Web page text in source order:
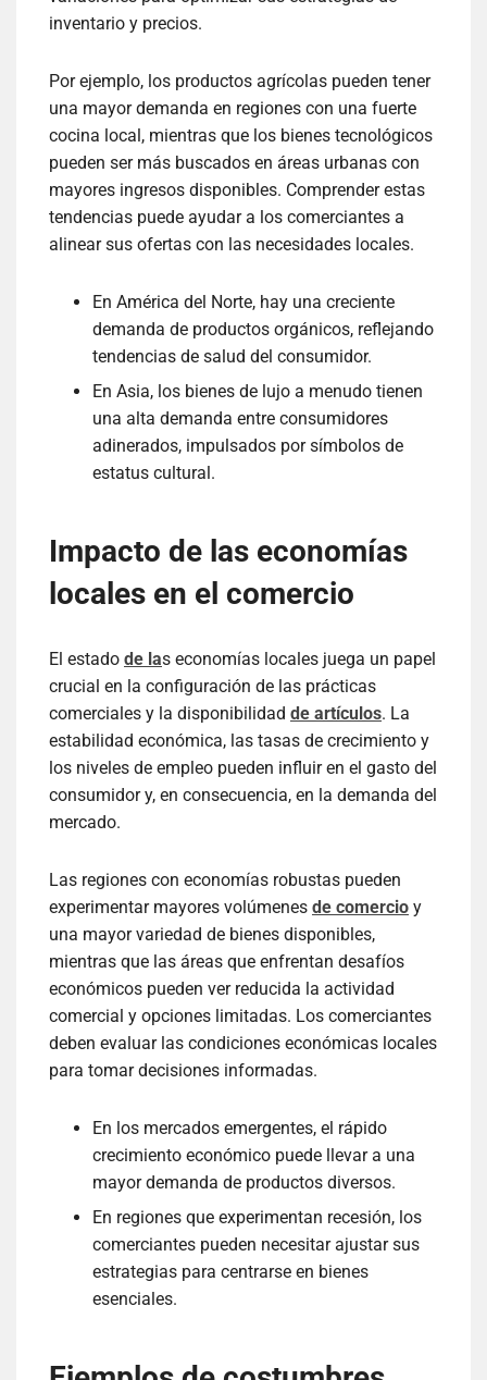
inventario y precios.
Por ejemplo, los productos agrícolas pueden tener
una mayor demanda en regiones con una fuerte
cocina local, mientras que los bienes tecnológicos
pueden ser más buscados en áreas urbanas con
mayores ingresos disponibles. Comprender estas
tendencias puede ayudar a los comerciantes a
alinear sus ofertas con las necesidades locales.
En América del Norte, hay una creciente
demanda de productos orgánicos, reflejando
tendencias de salud del consumidor.
En Asia, los bienes de lujo a menudo tienen
una alta demanda entre consumidores
adinerados, impulsados por símbolos de
estatus cultural.
Impacto de las economías
locales en el comercio
El estado de las economías locales juega un papel
crucial en la configuración de las prácticas
comerciales y la disponibilidad de artículos. La
estabilidad económica, las tasas de crecimiento y
los niveles de empleo pueden influir en el gasto del
consumidor y, en consecuencia, en la demanda del
mercado.
Las regiones con economías robustas pueden
experimentar mayores volúmenes de comercio y
una mayor variedad de bienes disponibles,
mientras que las áreas que enfrentan desafíos
económicos pueden ver reducida la actividad
comercial y opciones limitadas. Los comerciantes
deben evaluar las condiciones económicas locales
para tomar decisiones informadas.
En los mercados emergentes, el rápido
crecimiento económico puede llevar a una
mayor demanda de productos diversos.
En regiones que experimentan recesión, los
comerciantes pueden necesitar ajustar sus
estrategias para centrarse en bienes
esenciales.